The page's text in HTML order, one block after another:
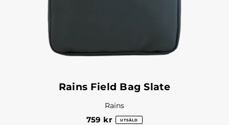
Rains Field Bag Slate
Rains
759 kr UTSÅLD